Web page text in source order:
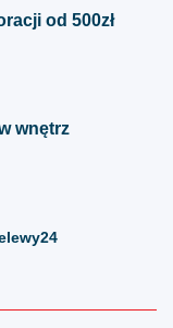
można
od 500zł
wnętrz